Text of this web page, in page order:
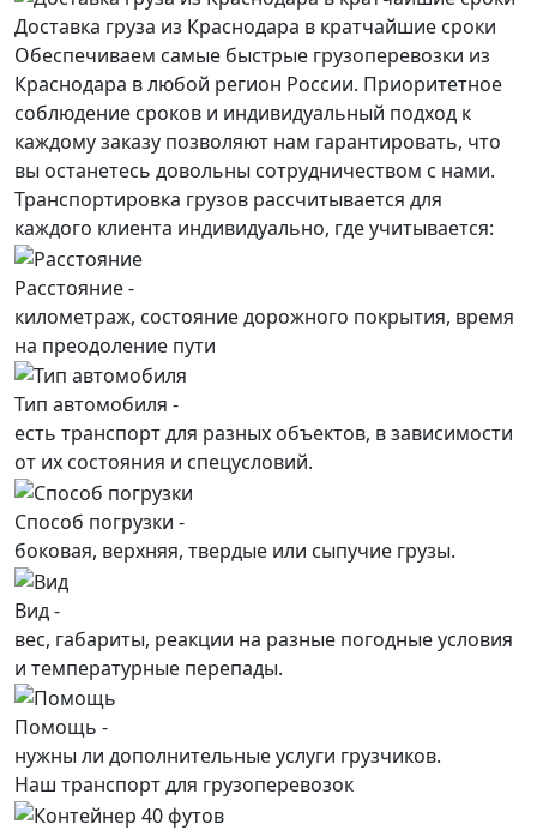
Доставка груза из Краснодара в кратчайшие сроки
Обеспечиваем самые быстрые грузоперевозки из
Краснодара в любой регион России. Приоритетное
соблюдение сроков и индивидуальный подход к
каждому заказу позволяют нам гарантировать, что
вы останетесь довольны сотрудничеством с нами.
Транспортировка грузов рассчитывается для
каждого клиента индивидуально, где учитывается:
Расстояние -
километраж, состояние дорожного покрытия, время
на преодоление пути
Тип автомобиля -
есть транспорт для разных объектов, в зависимости
от их состояния и спецусловий.
Способ погрузки -
боковая, верхняя, твердые или сыпучие грузы.
Вид -
вес, габариты, реакции на разные погодные условия
и температурные перепады.
Помощь -
нужны ли дополнительные услуги грузчиков.
Наш транспорт для грузоперевозок